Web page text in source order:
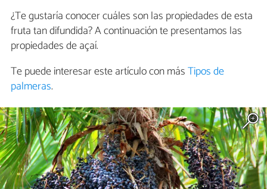
¿Te gustaría conocer cuáles son las propiedades de esta
fruta tan difundida? A continuación te presentamos las
propiedades de açaí.
Te puede interesar este artículo con másTipos de
palmeras.